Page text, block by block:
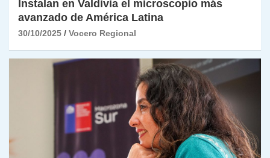
Instalan en Valdivia el microscopio más
avanzado de América Latina
30/10/2025 Vocero Regional